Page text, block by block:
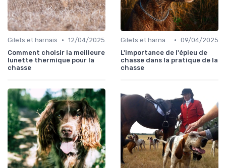
Gilets et harnais • 12/04/2025
Comment choisir la meilleure
lunette thermique pour la
chasse
Gilets et harnais • 09/04/2025
L'importance de l'épieu de
chasse dans la pratique de la
chasse